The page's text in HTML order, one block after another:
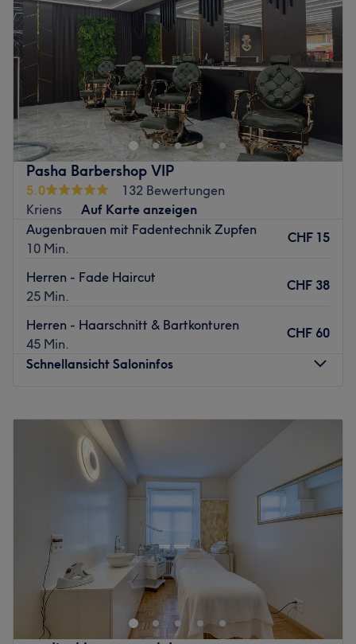
Pasha Barbershop VIP
5.0
132 Bewertungen
Kriens
Auf Karte anzeigen
Augenbrauen mit Fadentechnik Zupfen
10 Min.
CHF 15
Herren - Fade Haircut
25 Min.
CHF 38
Herren - Haarschnitt & Bartkonturen
45 Min.
CHF 60
Schnellansicht Saloninfos
Dienstag
Mittwoch
09:00
Donnerstag
–20:00
09:00 –17:00
Geschlossen
Im Barbershop Pasha Barbershop VIP in Kriens findest du
alles, was der moderne Mann für einen gepflegten Bart
und perfekt gestylte Haare braucht! Hier wird nicht
einfach nur getrimmt und rasiert, sondern die Kunst der
Rasurkultur zelebriert.